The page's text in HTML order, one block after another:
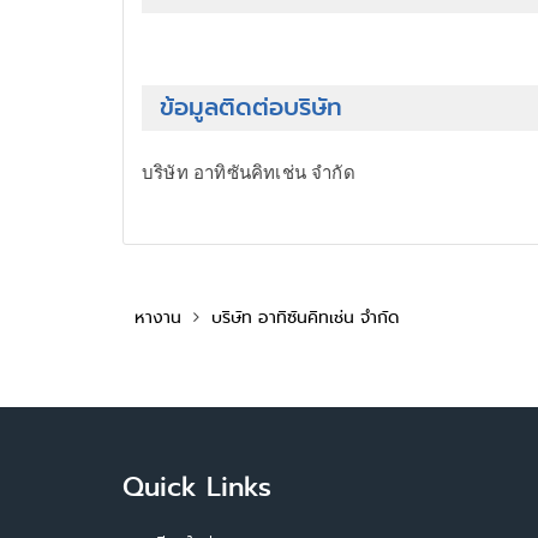
ข้อมูลติดต่อบริษัท
บริษัท อาทิซันคิทเช่น จำกัด
หางาน บริษัท อาทิซันคิทเช่น จำกัด
Quick Links